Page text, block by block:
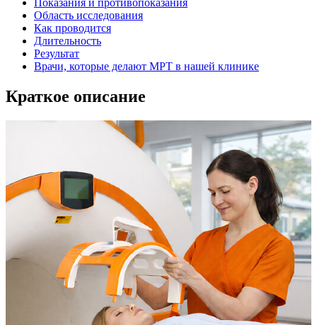
Показания и противопоказания
Область исследования
Как проводится
Длительность
Результат
Врачи, которые делают МРТ в нашей клинике
Краткое описание